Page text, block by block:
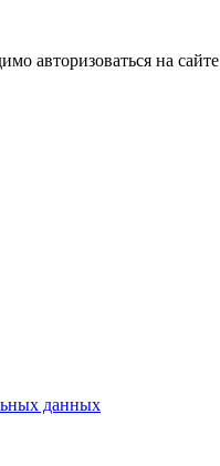
авторизоваться на сайте
данных